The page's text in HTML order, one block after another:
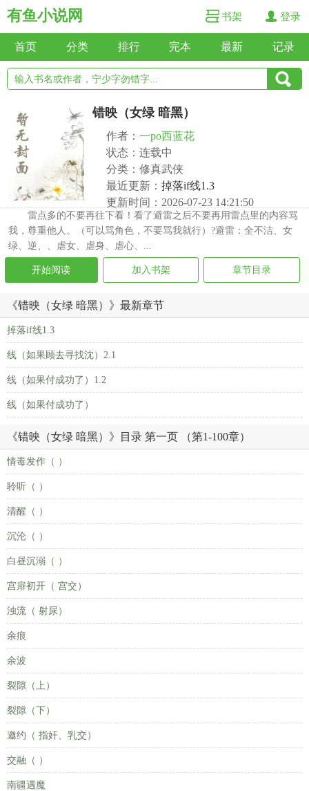
有鱼小说网 书架 登录
首页 分类 排行 完本 最新 记录
错映（女绿 暗黑）
作者： 一po西蓝花
状态：连载中
分类：修真武侠
最近更新： 掉落if线1.3
更新时间：2026-07-23 14:21:50
雷点多的不要再往下看！看了避雷之后不要再用雷点里的内容骂
我，尊重他人。（可以骂角色，不要骂我就行）?避雷：全不洁、女
绿、逆、、虐女、虐身、虐心、...
开始阅读 加入书架 章节目录
《错映（女绿 暗黑）》最新章节
掉落if线1.3
线（如果顾去寻找沈）2.1
线（如果付成功了）1.2
线（如果付成功了）
《错映（女绿 暗黑）》目录 第一页 （第1-100章）
情毒发作（ ）
聆听（ ）
清醒（ ）
沉沦（ ）
白昼沉溺（ ）
宫扉初开（ 宫交）
浊流（ 射尿）
余痕
余波
裂隙（上）
裂隙（下）
邀约（ 指奸、乳交）
交融（ ）
南疆遇魔